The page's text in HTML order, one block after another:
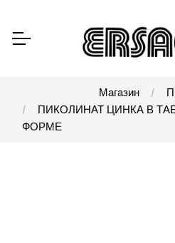
Магазин
ПИКОЛИНАТ ЦИНКА В
ФОРМЕ